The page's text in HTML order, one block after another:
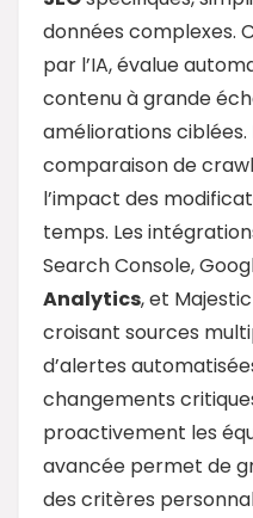
données complexes.
par l’IA, évalue
contenu à grande
améliorations ciblées.
comparaison de
l’impact des
temps. Les
Search Console,
Analytics, et
croisant sources
d’alertes
changements
proactivement les
avancée permet de
des critères